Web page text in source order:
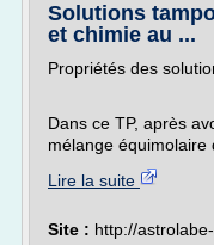
Solutions
et chimie au ...
Propriétés des
Dans ce TP, après
mélange équimolaire
Lire la suite
Site : http://